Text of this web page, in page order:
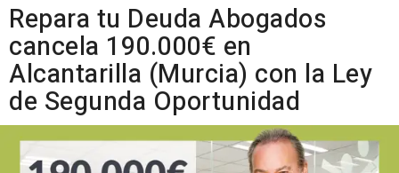
Repara tu Deuda Abogados
cancela 190.000€ en
Alcantarilla (Murcia) con la Ley
de Segunda Oportunidad